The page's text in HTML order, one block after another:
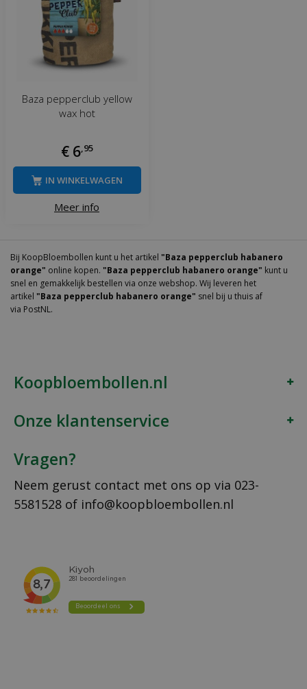
Baza pepperclub yellow
wax hot
€ 6,95
Meer info
IN WINKELWAGEN
Bij KoopBloembollen kunt u het artikel "Baza pepperclub habanero
orange" online kopen. "Baza pepperclub habanero orange" kunt u
snel en gemakkelijk bestellen via onze webshop. Wij leveren het
artikel "Baza pepperclub habanero orange" snel bij u thuis af
via PostNL.
Koopbloembollen.nl
Onze klantenservice
Vragen?
Neem gerust contact met ons op via 023-
5581528 of info@koopbloembollen.nl